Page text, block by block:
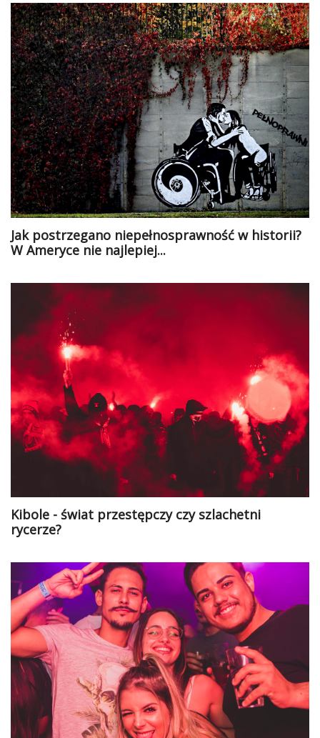
Jak postrzegano niepełnosprawność w historii?
W Ameryce nie najlepiej...
Kibole - świat przestępczy czy szlachetni
rycerze?